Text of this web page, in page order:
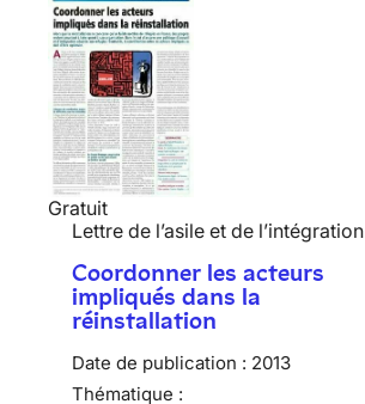
Gratuit
Lettre de l’asile et de l’intégration
Coordonner les acteurs
impliqués dans la
réinstallation
Date de publication : 2013
Thématique :